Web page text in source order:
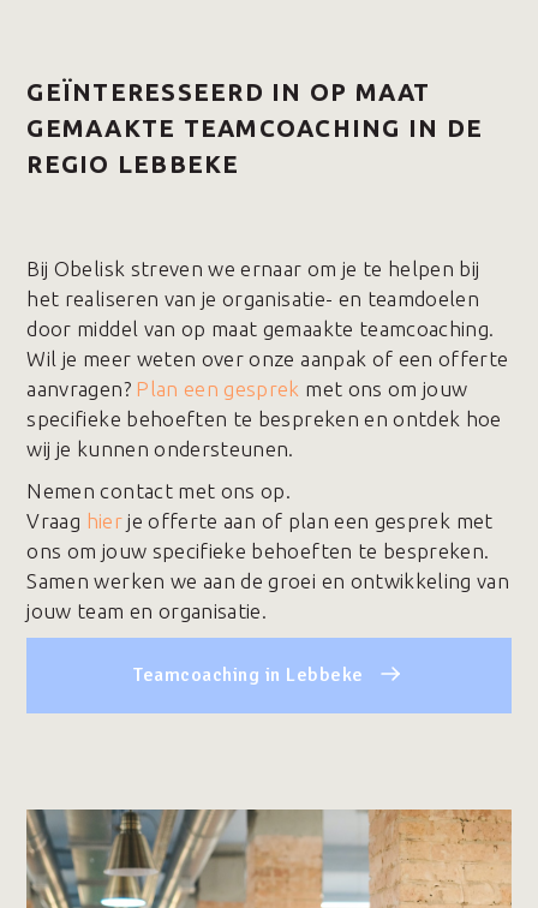
GEÏNTERESSEERD IN OP MAAT
GEMAAKTE TEAMCOACHING IN DE
REGIO LEBBEKE
Bij Obelisk streven we ernaar om je te helpen bij
het realiseren van je organisatie- en teamdoelen
door middel van op maat gemaakte teamcoaching.
Wil je meer weten over onze aanpak of een offerte
aanvragen? Plan een gesprek met ons om jouw
specifieke behoeften te bespreken en ontdek hoe
wij je kunnen ondersteunen.
Nemen contact met ons op.
Vraag hierje offerte aan of plan een gesprek met
ons om jouw specifieke behoeften te bespreken.
Samen werken we aan de groei en ontwikkeling van
jouw team en organisatie.
Teamcoaching in Lebbeke